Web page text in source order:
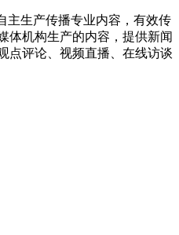
主生产传播专业内容，有效传
体机构生产的内容，提供新闻
点评论、视频直播、在线访谈